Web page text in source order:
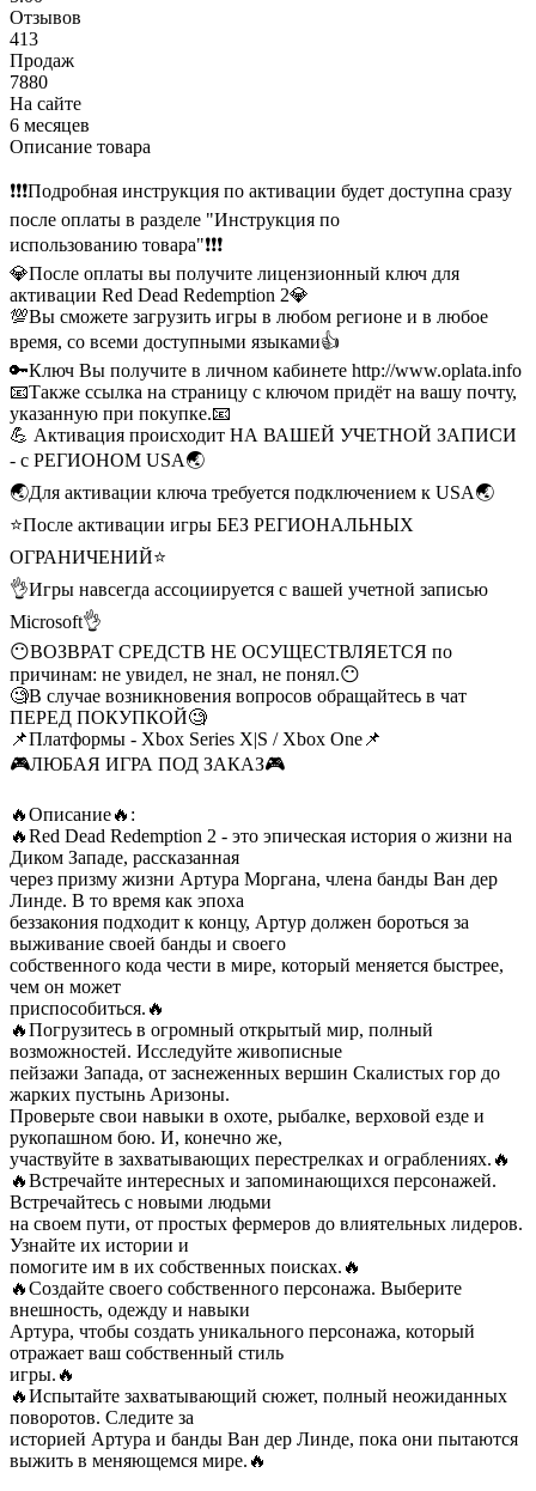
Отзывов
413
Продаж
7880
На сайте
6 месяцев
Описание товара
❗❗❗Подробная инструкция по активации будет доступна сразу
после оплаты в разделе "Инструкция по
использованию товара"❗❗❗
💎После оплаты вы получите лицензионный ключ для
активации Red Dead Redemption 2💎
💯Вы сможете загрузить игры в любом регионе и в любое
время, со всеми доступными языками👍
🔑Ключ Вы получите в личном кабинете http://www.oplata.info
📧Также ссылка на страницу с ключом придёт на вашу почту,
указанную при покупке.📧
💪 Активация происходит НА ВАШЕЙ УЧЕТНОЙ ЗАПИСИ
- с РЕГИОНОМ USA🌏
🌏Для активации ключа требуется подключением к USA🌏
⭐️После активации игры БЕЗ РЕГИОНАЛЬНЫХ
ОГРАНИЧЕНИЙ⭐️
👌Игры навсегда ассоциируется с вашей учетной записью
Microsoft👌
😶ВОЗВРАТ СРЕДСТВ НЕ ОСУЩЕСТВЛЯЕТСЯ по
причинам: не увидел, не знал, не понял.😶
🧐В случае возникновения вопросов обращайтесь в чат
ПЕРЕД ПОКУПКОЙ🧐
📌Платформы - Xbox Series X|S / Xbox One📌
🎮ЛЮБАЯ ИГРА ПОД ЗАКАЗ🎮
🔥Описание🔥:
🔥Red Dead Redemption 2 - это эпическая история о жизни на
Диком Западе, рассказанная
через призму жизни Артура Моргана, члена банды Ван дер
Линде. В то время как эпоха
беззакония подходит к концу, Артур должен бороться за
выживание своей банды и своего
собственного кода чести в мире, который меняется быстрее,
чем он может
приспособиться.🔥
🔥Погрузитесь в огромный открытый мир, полный
возможностей. Исследуйте живописные
пейзажи Запада, от заснеженных вершин Скалистых гор до
жарких пустынь Аризоны.
Проверьте свои навыки в охоте, рыбалке, верховой езде и
рукопашном бою. И, конечно же,
участвуйте в захватывающих перестрелках и ограблениях.🔥
🔥Встречайте интересных и запоминающихся персонажей.
Встречайтесь с новыми людьми
на своем пути, от простых фермеров до влиятельных лидеров.
Узнайте их истории и
помогите им в их собственных поисках.🔥
🔥Создайте своего собственного персонажа. Выберите
внешность, одежду и навыки
Артура, чтобы создать уникального персонажа, который
отражает ваш собственный стиль
игры.🔥
🔥Испытайте захватывающий сюжет, полный неожиданных
поворотов. Следите за
историей Артура и банды Ван дер Линде, пока они пытаются
выжить в меняющемся мире.🔥